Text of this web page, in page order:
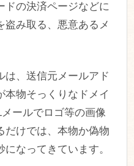
ドの決済ページなどに
盗み取る、悪意あるメ
は、送信元メールアド
本物そっくりなドメイ
ールでロゴ等の画像
だけでは、本物か偽物
なってきています。